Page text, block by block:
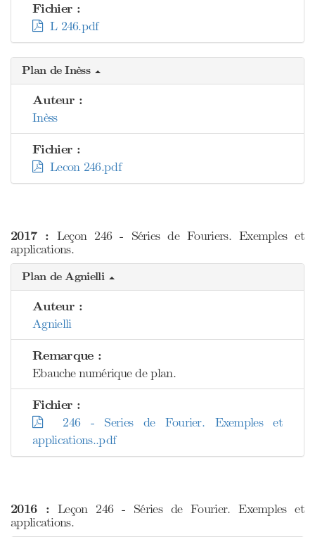
Fichier :
L 246.pdf
Plan de Inèss
Auteur :
Inèss
Fichier :
Lecon 246.pdf
2017 : Leçon 246 - Séries de Fouriers. Exemples et
applications.
Plan de Agnielli
Auteur :
Agnielli
Remarque :
Ebauche numérique de plan.
Fichier :
246 - Series de Fourier. Exemples et
applications..pdf
2016 : Leçon 246 - Séries de Fourier. Exemples et
applications.